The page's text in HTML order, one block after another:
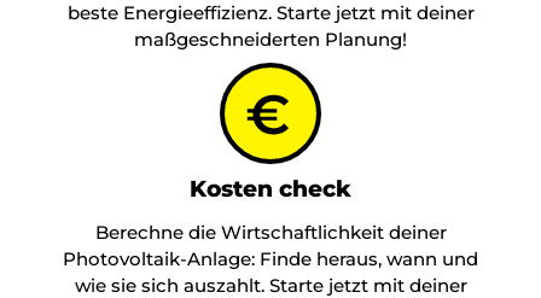
beste Energieeffizienz. Starte jetzt mit deiner
maßgeschneiderten Planung!
Kosten check
Berechne die Wirtschaftlichkeit deiner
Photovoltaik-Anlage: Finde heraus, wann und
wie sie sich auszahlt. Starte jetzt mit deiner